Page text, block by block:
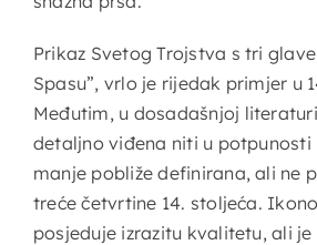
Prikaz Svetog Trojstva s tri
Spasu”, vrlo je rijedak primjer u
Međutim, u dosadašnjoj
detaljno viđena niti u potpunosti
manje pobliže definirana, ali ne
treće četvrtine 14. stoljeća.
posjeduje izrazitu kvalitetu, ali